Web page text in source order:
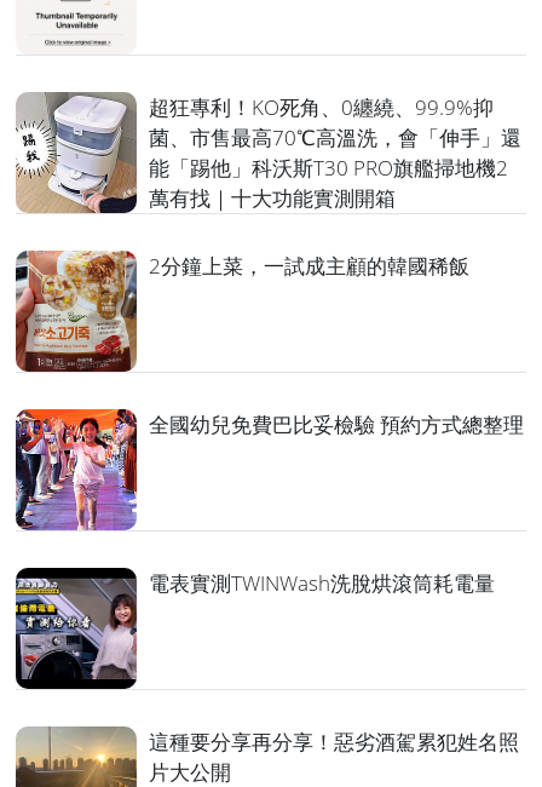
超狂專利！KO死角、0纏繞、99.9%抑
菌、市售最高70℃高溫洗，會「伸手」還
能「踢他」科沃斯T30 PRO旗艦掃地機2
萬有找｜十大功能實測開箱
2分鐘上菜，一試成主顧的韓國稀飯
全國幼兒免費巴比妥檢驗 預約方式總整理
電表實測TWINWash洗脫烘滾筒耗電量
這種要分享再分享！惡劣酒駕累犯姓名照
片大公開